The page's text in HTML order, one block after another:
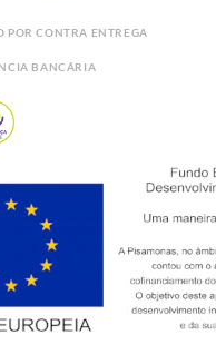
POR CONTRA ENTREGA
BANCÁRIA